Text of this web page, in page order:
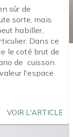
sûr de
sorte, mais
habiller,
Dans ce
le coté brut de
de cuisson.
l'espace
VOIR L'ARTICLE